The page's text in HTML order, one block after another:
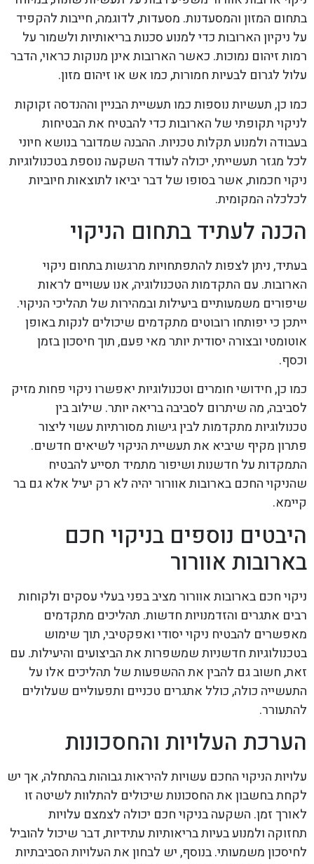
בתחום המזון והמסעדנות. מסעדות, לדוגמה, חייבות להקפיד
על ניקיון הארובות כדי למנוע סכנות בריאותיות ולשמור על
רמות זיהום נמוכות. כאשר הארובות אינן מנוקות כראוי, הדבר
עלול לגרום לבעיות חמורות, כמו אש או זיהום מזון.
כמו כן, תעשיות נוספות כמו תעשיית הבניין וההנדסה זקוקות
לניקוי תקופתי של הארובות כדי להבטיח את הבטיחות
בעבודה ולמנוע תקלות טכניות. ההבנה שמדובר בנושא חיוני
לכל מגזר תעשייתי, יכולה לעודד השקעה נוספת בטכנולוגיות
ניקוי חכמות, אשר בסופו של דבר יביאו לתוצאות חיוביות
לכלכלה המקומית.
הכנה לעתיד בתחום הניקוי
בעתיד, ניתן לצפות להתפתחויות מרגשות בתחום ניקוי
הארובות. עם התקדמות הטכנולוגיה, אנו עשויים לראות
שיפורים משמעותיים ביעילות ובמהירות של תהליכי הניקוי.
ייתכן כי יפותחו רובוטים מתקדמים שיכולים לנקות באופן
אוטומטי ובצורה יסודית יותר מאי פעם, תוך חיסכון בזמן
וכסף.
כמו כן, חידושי חומרים וטכנולוגיות יאפשרו ניקוי פחות מזיק
לסביבה, מה שיתרום לסביבה בריאה יותר. שילוב בין
טכנולוגיות מתקדמות לבין גישות מסורתיות עשוי ליצור
פתרון מקיף שיביא את תעשיית הניקוי לשיאים חדשים.
התמקדות על חדשנות ושיפור מתמיד תסייע להבטיח
שהניקוי החכם בארובות אוורור יהיה לא רק יעיל אלא גם בר
קיימא.
היבטים נוספים בניקוי חכם
בארובות אוורור
ניקוי חכם בארובות אוורור מציב בפני בעלי עסקים ולקוחות
רבים אתגרים והזדמנויות חדשות. תהליכים מתקדמים
מאפשרים להבטיח ניקוי יסודי ואפקטיבי, תוך שימוש
בטכנולוגיות חדשניות שמשפרות את הביצועים והיעילות. עם
זאת, חשוב גם להבין את ההשפעות של תהליכים אלו על
התעשייה כולה, כולל אתגרים טכניים ותפעוליים שעלולים
להתעורר.
הערכת העלויות והחסכונות
עלויות הניקוי החכם עשויות להיראות גבוהות בהתחלה, אך יש
לקחת בחשבון את החסכונות שיכולים להתלוות לשיטה זו
לאורך זמן. השקעה בניקוי חכם יכולה לצמצם עלויות
תחזוקה ולמנוע בעיות בריאותיות עתידיות, דבר שיכול להוביל
לחיסכון משמעותי. בנוסף, יש לבחון את העלויות הסביבתיות